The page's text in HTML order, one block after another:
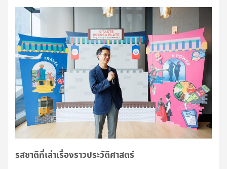
รสชาติที่เล่าเรื่องราวประวัติศาสตร์